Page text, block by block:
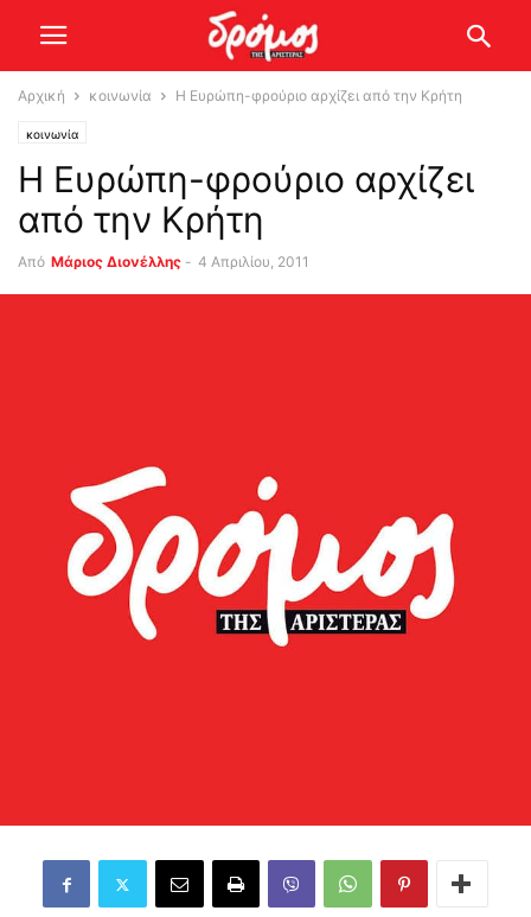
Αρχική κοινωνία Η Ευρώπη-φρούριο αρχίζει από την Κρήτη
κοινωνία
Η Ευρώπη-φρούριο αρχίζει
από την Κρήτη
Από Μάριος Διονέλλης - 4 Απριλίου, 2011